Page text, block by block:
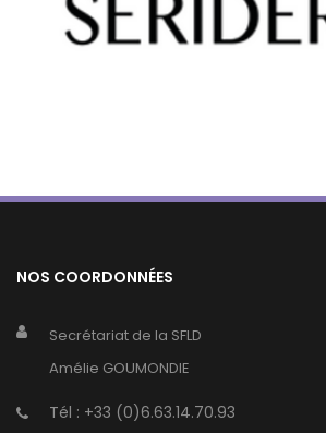
NOS COORDONNÉES
Secrétariat de la SFLD
Amélie GOUMONDIE
Tél : +33 (0)6.63.14.70.93